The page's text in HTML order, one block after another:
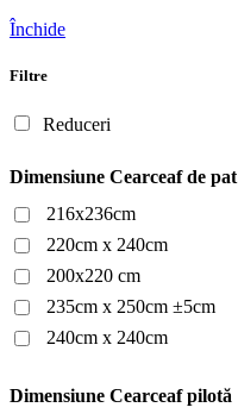
Închide
Filtre
Reduceri
Dimensiune Cearceaf de pat
216x236cm
220cm x 240cm
200x220 cm
235cm x 250cm ±5cm
240cm x 240cm
Dimensiune Cearceaf pilotă